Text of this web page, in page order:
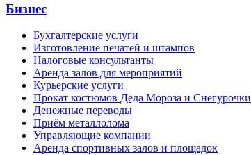
Бизнес
Бухгалтерские услуги
Изготовление печатей и штампов
Налоговые консультанты
Аренда залов для мероприятий
Курьерские услуги
Прокат костюмов Деда Мороза и Снегурочки
Денежные переводы
Приём металлолома
Управляющие компании
Аренда спортивных залов и площадок